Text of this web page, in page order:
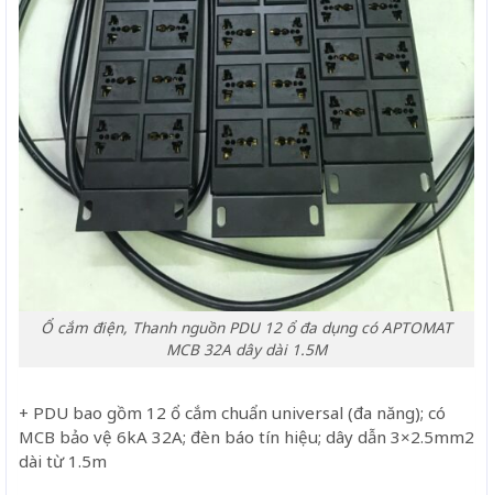
Ổ cắm điện, Thanh nguồn PDU 12 ổ đa dụng có APTOMAT
MCB 32A dây dài 1.5M
+ PDU bao gồm 12 ổ cắm chuẩn universal (đa năng); có
MCB bảo vệ 6kA 32A; đèn báo tín hiệu; dây dẫn 3×2.5mm2
dài từ 1.5m